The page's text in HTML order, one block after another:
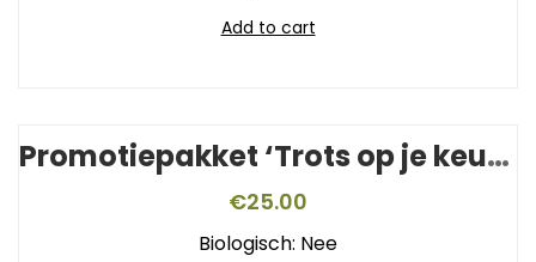
Add to cart
Promotiepakket ‘Trots op je keurmerk’
€25.00
Biologisch: Nee